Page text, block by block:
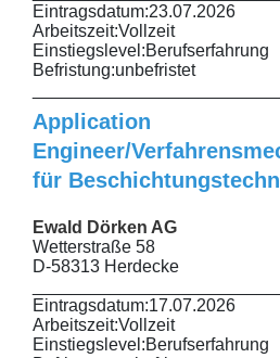
Eintragsdatum:23.07.2026
Arbeitszeit:Vollzeit
Einstiegslevel:Berufserfahrung
Befristung:unbefristet
Application
Engineer/
für
Ewald Dörken AG
Wetterstraße 58
D-58313 Herdecke
Eintragsdatum:17.07.2026
Arbeitszeit:Vollzeit
Einstiegslevel:Berufserfahrung